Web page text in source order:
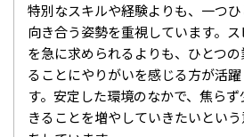
特別なスキルや経験よりも、一つ
向き合う姿勢を重視しています。
を急に求められるよりも、ひとつ
ることにやりがいを感じる方が活
す。安定した環境のなかで、焦ら
きることを増やしていきたいとい